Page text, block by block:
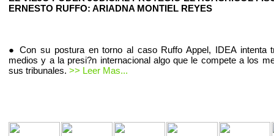
ERNESTO RUFFO: ARIADNA MONTIEL REYES
● Con su postura en torno al caso Ruffo Appel, IDEA intenta
medios y a la presi?n internacional algo que le compete a los
sus tribunales. >> Leer Mas...